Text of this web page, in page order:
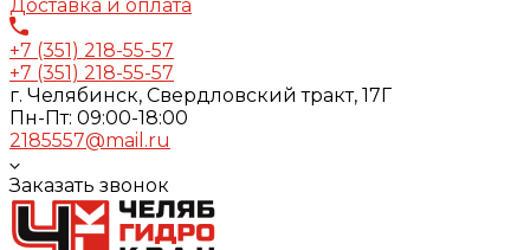
Доставка и оплата
+7 (351) 218-55-57
+7 (351) 218-55-57
г. Челябинск, Свердловский тракт, 17Г
Пн-Пт: 09:00-18:00
2185557@mail.ru
Заказать звонок